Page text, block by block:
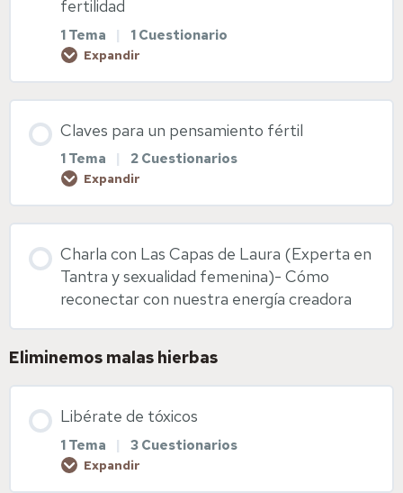
Salud vulvovaginal
Enlaces web de interés
Diapositivas Salud vulvovaginal
fertilidad
1 Tema | 1 Cuestionario
Expandir
0% COMPLETADO 0/1 pasos
Suplementación preconcepcional y fitoterapia
Diapositivas Suplementación y fitoterapia
Claves para un pensamiento fértil
1 Tema | 2 Cuestionarios
Expandir
0% COMPLETADO 0/1 pasos
Pensamiento fértil
Diapositivas pensamiento fértil
Visualización sagrada
Charla con Las Capas de Laura (Experta en
Tantra y sexualidad femenina)- Cómo
reconectar con nuestra energía creadora
Eliminemos malas hierbas
Libérate de tóxicos
1 Tema | 3 Cuestionarios
Expandir